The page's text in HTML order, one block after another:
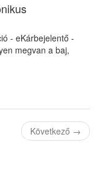
- eKárbejelentő -
megvan a baj,
Következő →